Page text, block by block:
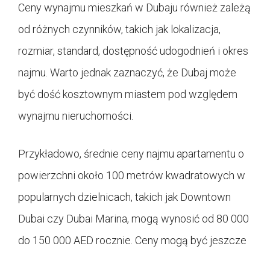
Ceny wynajmu mieszkań w Dubaju również zależą
od różnych czynników, takich jak lokalizacja,
rozmiar, standard, dostępność udogodnień i okres
najmu. Warto jednak zaznaczyć, że Dubaj może
być dość kosztownym miastem pod względem
wynajmu nieruchomości.
Przykładowo, średnie ceny najmu apartamentu o
powierzchni około 100 metrów kwadratowych w
popularnych dzielnicach, takich jak Downtown
Dubai czy Dubai Marina, mogą wynosić od 80 000
do 150 000 AED rocznie. Ceny mogą być jeszcze